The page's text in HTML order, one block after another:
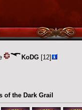
KoDG [12]
of the Dark Grail